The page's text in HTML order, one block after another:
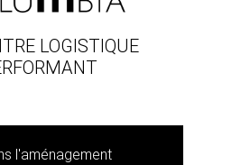
LOGISTIQUE
l'aménagement